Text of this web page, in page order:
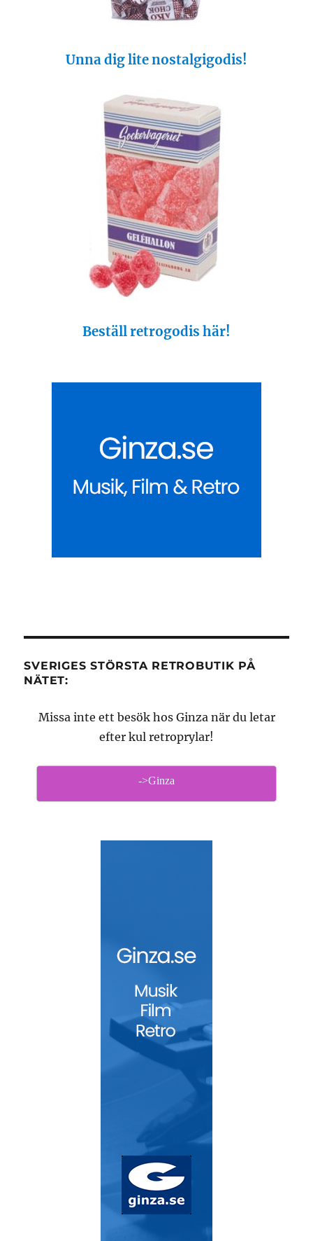
Unna dig lite nostalgigodis!
Beställ retrogodis här!
SVERIGES STÖRSTA RETROBUTIK PÅ
NÄTET:
Missa inte ett besök hos Ginza när du letar
efter kul retroprylar!
->Ginza